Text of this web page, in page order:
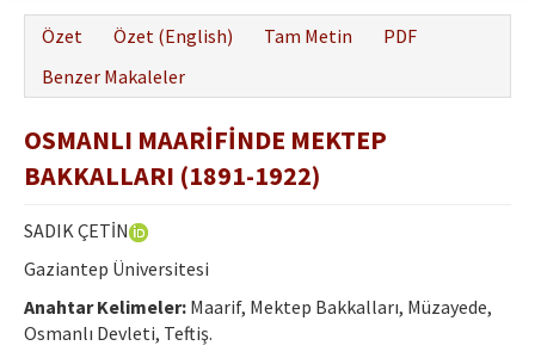
Yayın Politikası
Dergi Kurulları
Etik İlkeler
Hakem Rehberi
Özet Özet (English) Tam Metin
PDF
Benzer Makaleler
OSMANLI MAARİFİNDE MEKTEP
BAKKALLARI (1891-1922)
SADIK ÇETİN
Gaziantep Üniversitesi
Anahtar Kelimeler: Maarif, Mektep Bakkalları, Müzayede,
Osmanlı Devleti, Teftiş.